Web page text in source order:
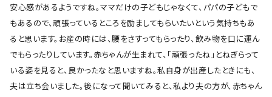
安心感があるようですね。ママだけの子どもじゃなくて、パパの子どもで
もあるので、頑張っているところを励ましてもらいたいという気持ちもあ
ると思います。お産の時には、腰をさすってもらったり、飲み物を口に運ん
でもらったりしています。赤ちゃんが生まれて、「頑張ったね」とねぎらって
いる姿を見ると、良かったなと思いますね。私自身が出産したときにも、
夫は立ち会いました。後になって聞いてみると、私より夫の方が、赤ちゃん